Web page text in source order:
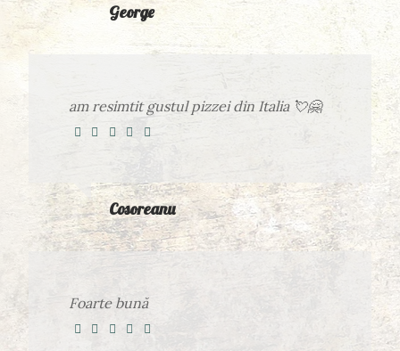
George
am resimtit gustul pizzei din Italia 💘🤗
Cosoreanu
Foarte bună